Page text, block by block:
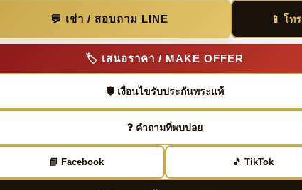
💬 เช่า / สอบถาม LINE 📱 โทร
🏷️ เสนอราคา / MAKE OFFER
🛡️ เงื่อนไขรับประกันพระแท้
❓ คำถามที่พบบ่อย
📘 Facebook 🎵 TikTok